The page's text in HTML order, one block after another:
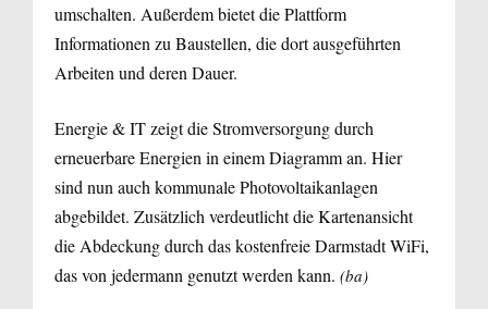
umschalten. Außerdem bietet die Plattform
Informationen zu Baustellen, die dort ausgeführten
Arbeiten und deren Dauer.
Energie & IT zeigt die Stromversorgung durch
erneuerbare Energien in einem Diagramm an. Hier
sind nun auch kommunale Photovoltaikanlagen
abgebildet. Zusätzlich verdeutlicht die Kartenansicht
die Abdeckung durch das kostenfreie Darmstadt WiFi,
das von jedermann genutzt werden kann. (ba)